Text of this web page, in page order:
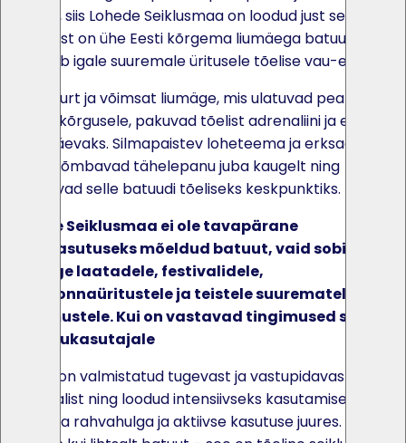
tekitab, siis Lohede Seiklusmaa on loodud just selleks.
Tegemist on ühe Eesti kõrgema liumäega batuudiga,
mis toob igale suuremale üritusele tõelise vau-efekti.
Kaks suurt ja võimsat liumäge, mis ulatuvad pea 9
meetri kõrgusele, pakuvad tõelist adrenaliini ja elevust
kogu päevaks. Silmapaistev loheteema ja erksad
värvid tõmbavad tähelepanu juba kaugelt ning
muudavad selle batuudi tõeliseks keskpunktiks.
Lohede Seiklusmaa ei ole tavapärane
kodukasutuseks mõeldud batuut, vaid sobib
eelkõige laatadele, festivalidele,
kogukonnaüritustele ja teistele suurematele
sündmustele. Kui on vastavad tingimused saab
ka kodukasutajale
Batuut on valmistatud tugevast ja vastupidavast PVC
materjalist ning loodud intensiivseks kasutamiseks ka
suurema rahvahulga ja aktiivse kasutuse juures. See on